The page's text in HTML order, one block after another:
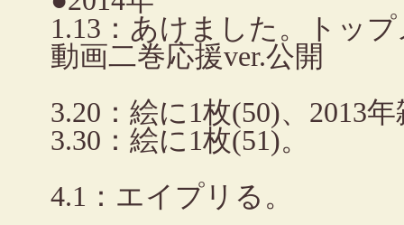
1.13：あけました。トッ
動画二巻応援ver.公開
3.20：絵に1枚(50)、2013
3.30：絵に1枚(51)。
4.1：エイプリる。